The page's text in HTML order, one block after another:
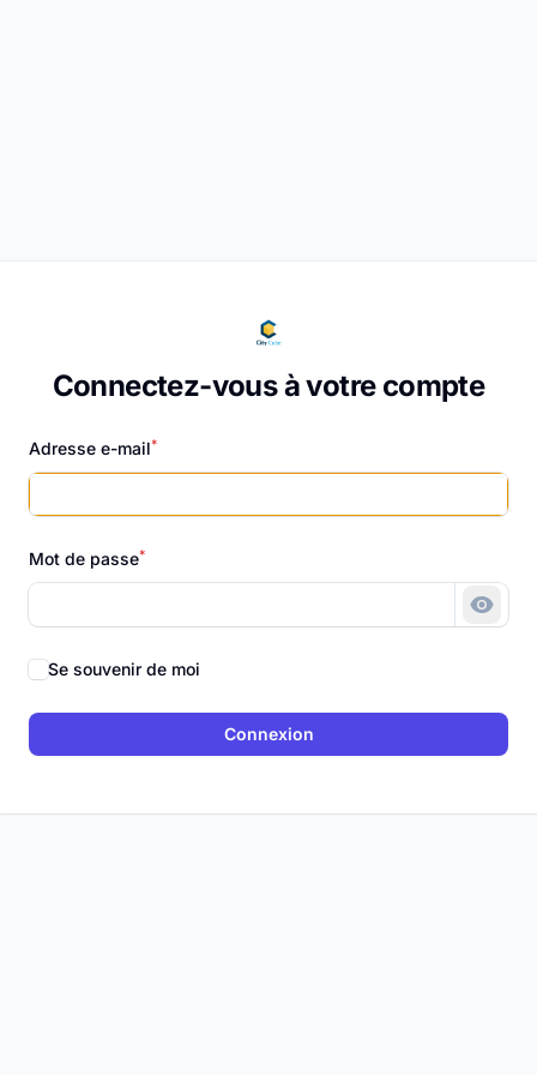
Connectez-vous à votre compte
Adresse e-mail*
Mot de passe*
Se souvenir de moi
Connexion